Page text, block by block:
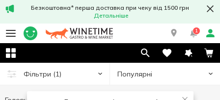
Безкоштовна* перша доставка при чеку від 1500 грн
Детальніше
1
Фільтри (1) Популярні